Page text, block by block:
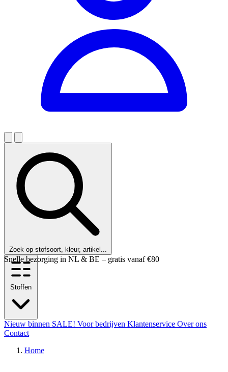
Zoek op stofsoort, kleur, artikel...
Klanten beoordelen ons met een 9,6!
Stoffen
Nieuw binnen SALE! Voor bedrijven Klantenservice Over ons
Contact
Home